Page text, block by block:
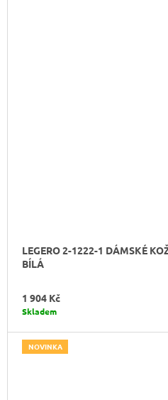
LEGERO 2-1222-1 DÁMSKÉ
BÍLÁ
1 904 Kč
Skladem
NOVINKA